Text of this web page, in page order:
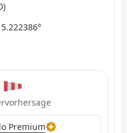
Premium